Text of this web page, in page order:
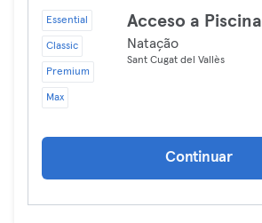
Essential
Classic
Premium
Max
Acceso a Piscina
Natação
Sant Cugat del Vallès
Continuar